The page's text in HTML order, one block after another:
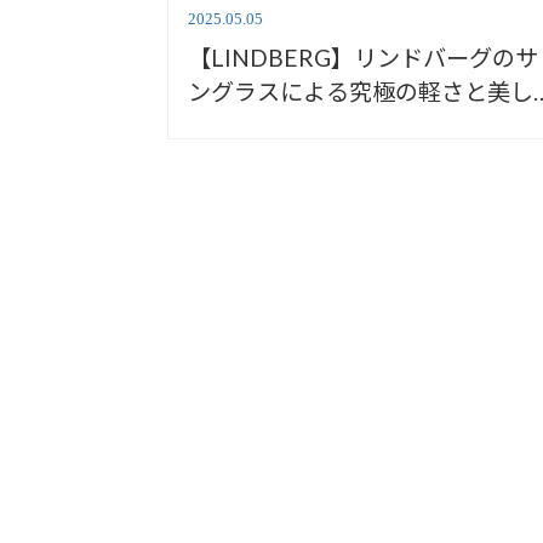
2025.05.05
【LINDBERG】リンドバーグのサ
ングラスによる究極の軽さと美し